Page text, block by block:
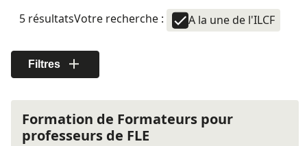
5 résultatsVotre recherche : A la une de l'ILCF
Filtres
Formation de Formateurs pour
professeurs de FLE